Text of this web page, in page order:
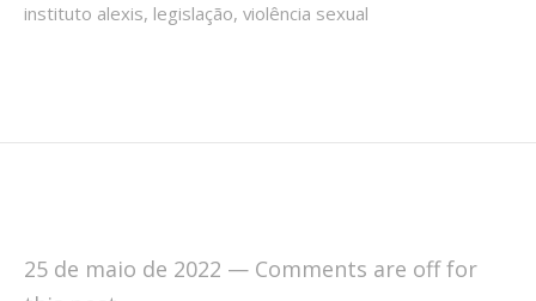
instituto alexis, legislação, violência sexual
25 de maio de 2022 — Comments are off for